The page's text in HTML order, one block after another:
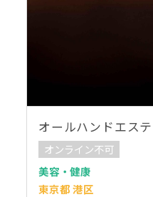
オールハンドエス
オンライン不可
美容・健康
東京都 港区